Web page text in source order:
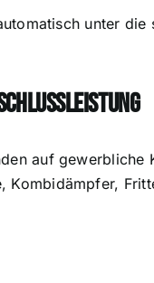
unter
auf gewerbliche
Kombidämpfer,